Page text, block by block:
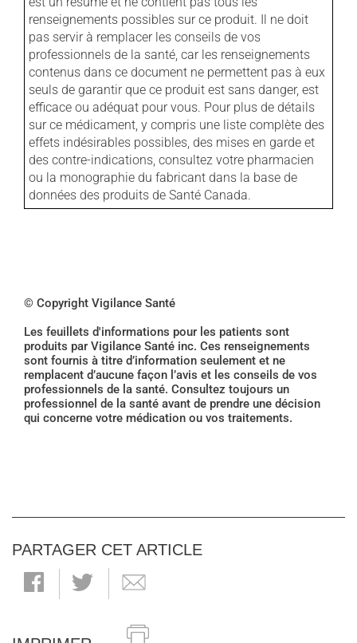
renseignements possibles sur ce produit. Il ne doit
pas servir à remplacer les conseils de vos
professionnels de la santé, car les renseignements
contenus dans ce document ne permettent pas à eux
seuls de garantir que ce produit est sans danger, est
efficace ou adéquat pour vous. Pour plus de détails
sur ce médicament, y compris une liste complète des
effets indésirables possibles, des mises en garde et
des contre-indications, consultez votre pharmacien
ou la monographie du fabricant dans la base de
données des produits de Santé Canada.
© Copyright Vigilance Santé
Les feuillets d'informations pour les patients sont
produits par Vigilance Santé inc. Ces renseignements
sont fournis à titre d’information seulement et ne
remplacent d’aucune façon l’avis et les conseils de vos
professionnels de la santé. Consultez toujours un
professionnel de la santé avant de prendre une décision
qui concerne votre médication ou vos traitements.
PARTAGER CET ARTICLE